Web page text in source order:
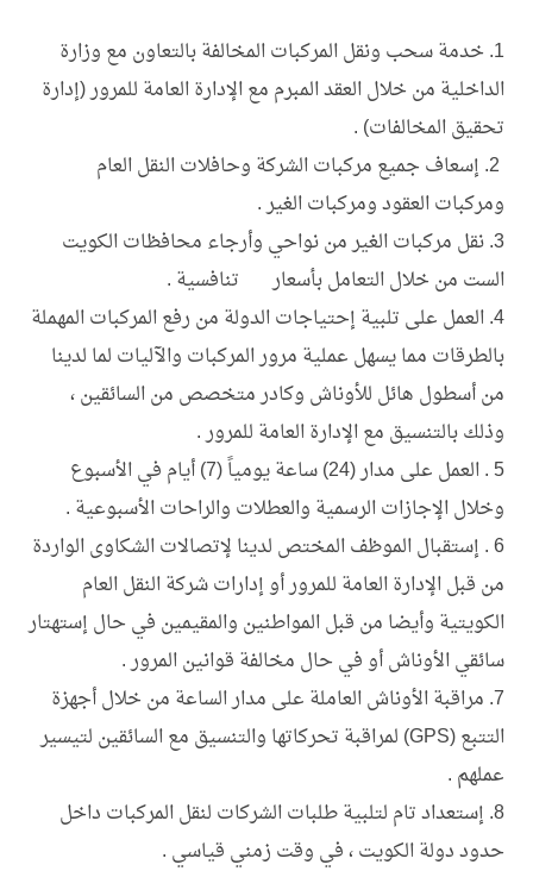
المركز الإعلامي
المسئولية الاجتماعية
تطبيق منظومة و قواعد الحوكمة
قانون حق الإطلاع
تواصل معنا
1. خدمة سحب ونقل المركبات المخالفة بالتعاون مع وزارة
الداخلية من خلال العقد المبرم مع الإدارة العامة للمرور (إدارة
تحقيق المخالفات) .
2. إسعاف جميع مركبات الشركة وحافلات النقل العام
ومركبات العقود ومركبات الغير .
3. نقل مركبات الغير من نواحي وأرجاء محافظات الكويت
الست من خلال التعامل بأسعار تنافسية .
4. العمل على تلبية إحتياجات الدولة من رفع المركبات المهملة
بالطرقات مما يسهل عملية مرور المركبات والآليات لما لدينا
من أسطول هائل للأوناش وكادر متخصص من السائقين ،
وذلك بالتنسيق مع الإدارة العامة للمرور .
5 . العمل على مدار (24) ساعة يومياً (7) أيام في الأسبوع
وخلال الإجازات الرسمية والعطلات والراحات الأسبوعية .
6 . إستقبال الموظف المختص لدينا لإتصالات الشكاوى الواردة
من قبل الإدارة العامة للمرور أو إدارات شركة النقل العام
الكويتية وأيضا من قبل المواطنين والمقيمين في حال إستهتار
سائقي الأوناش أو في حال مخالفة قوانين المرور .
7. مراقبة الأوناش العاملة على مدار الساعة من خلال أجهزة
التتبع (GPS) لمراقبة تحركاتها والتنسيق مع السائقين لتيسير
عملهم .
8. إستعداد تام لتلبية طلبات الشركات لنقل المركبات داخل
حدود دولة الكويت ، في وقت زمني قياسي .